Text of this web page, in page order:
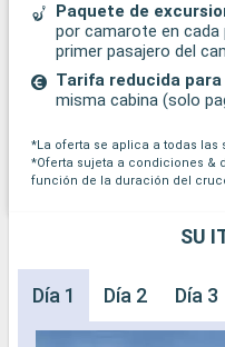
Paquete de
por camarote en cada
primer pasajero del
Tarifa reducida para
misma cabina (solo
*La oferta se aplica a todas las
*Oferta sujeta a condiciones &
función de la duración del
SU
Día 1 Día 2 Día 3